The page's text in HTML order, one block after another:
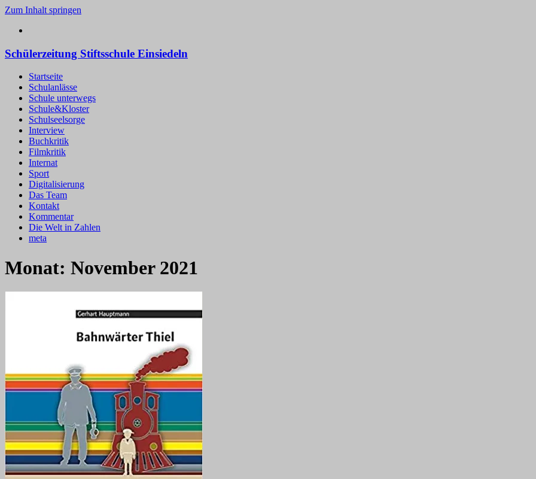
Zum Inhalt springen
Schülerzeitung Stiftsschule Einsiedeln
Startseite
Schulanlässe
Schule unterwegs
Schule&Kloster
Schulseelsorge
Interview
Buchkritik
Filmkritik
Internat
Sport
Digitalisierung
Das Team
Kontakt
Kommentar
Die Welt in Zahlen
meta
Monat: November 2021